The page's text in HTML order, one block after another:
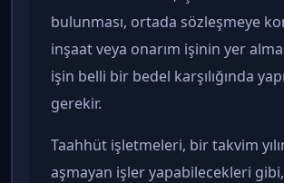
bulunması, ortada sözleşmeye
inşaat veya onarım işinin yer
işin belli bir bedel karşılığında
gerekir.
Taahhüt işletmeleri, bir takvim
aşmayan işler yapabilecekleri